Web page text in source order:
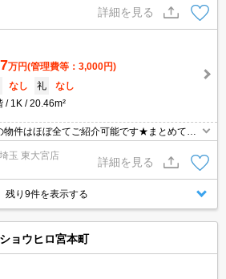
最寄り駅まで徒歩7分！。買い物便利。
詳細を見る
万円(管理費等：3,000円)
なし 礼
なし
1K 20.46m²
件はほぼ全てご紹介可能です★まとめてご
しは情報量地域No１の★タウンハウジング
玉 東大宮店
詳細を見る
残り9件を表示する
ョウヒロ宮本町